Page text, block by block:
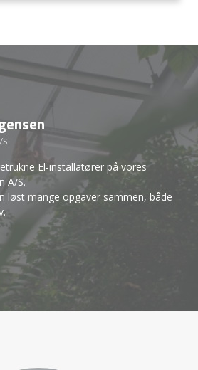
S
El-installatører på vores
A/S.
løst mange opgaver sammen, både
er El Fyn gode til at bidrage med
så der gives gode tilbudspriser
er indgået gælder det om, at holde
her tænker EL Fyn ikke kun på